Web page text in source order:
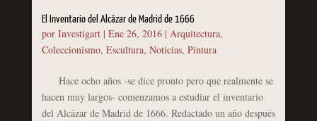
El Inventario del Alcázar de Madrid de 1666
por Investigart| Ene 26, 2016| Arquitectura,
Coleccionismo, Escultura, Noticias, Pintura
Hace ocho años -se dice pronto pero que realmente se
hacen muy largos- comenzamos a estudiar el inventario
del Alcázar de Madrid de 1666. Redactado un año después